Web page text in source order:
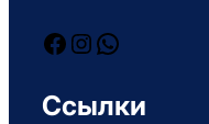
Facebook
Instagram
WhatsApp
Ссылки